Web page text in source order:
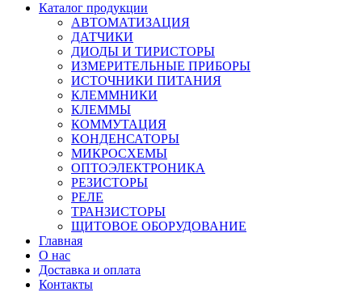
Каталог продукции
АВТОМАТИЗАЦИЯ
ДАТЧИКИ
ДИОДЫ И ТИРИСТОРЫ
ИЗМЕРИТЕЛЬНЫЕ ПРИБОРЫ
ИСТОЧНИКИ ПИТАНИЯ
КЛЕММНИКИ
КЛЕММЫ
КОММУТАЦИЯ
КОНДЕНСАТОРЫ
МИКРОСХЕМЫ
ОПТОЭЛЕКТРОНИКА
РЕЗИСТОРЫ
РЕЛЕ
ТРАНЗИСТОРЫ
ЩИТОВОЕ ОБОРУДОВАНИЕ
Главная
О нас
Доставка и оплата
Контакты